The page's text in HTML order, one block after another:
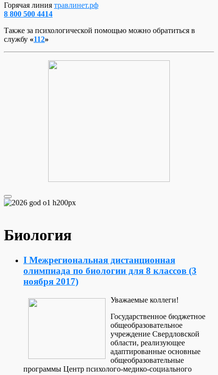
Горячая линия травлинет.рф
8 800 500 4414
Также за психологической помощью можно обратиться в
службу «112»
Биология
I Межрегиональная дистанционная
олимпиада по биологии для 8 классов (3
ноября 2017)
Уважаемые коллеги!
Государственное бюджетное
общеобразовательное
учреждение Свердловской
области, реализующее
адаптированные основные
общеобразовательные
программы Центр психолого-медико-социального